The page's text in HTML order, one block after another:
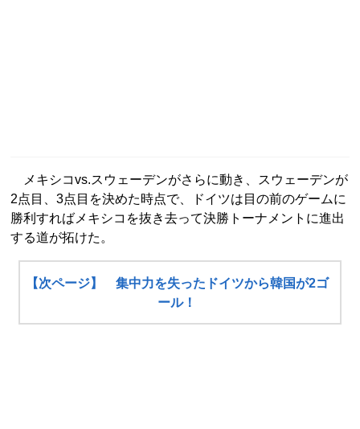
メキシコvs.スウェーデンがさらに動き、スウェーデンが
2点目、3点目を決めた時点で、ドイツは目の前のゲームに
勝利すればメキシコを抜き去って決勝トーナメントに進出
する道が拓けた。
【次ページ】 集中力を失ったドイツから韓国が2ゴ
ール！